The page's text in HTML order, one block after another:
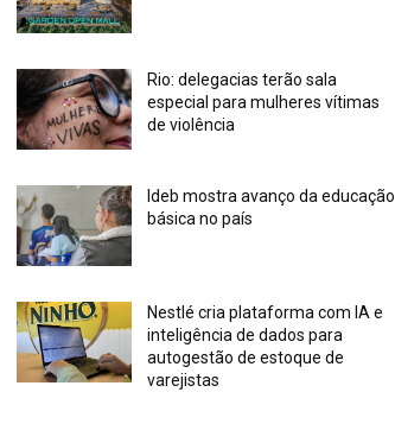
Rio: delegacias terão sala
especial para mulheres vítimas
de violência
Ideb mostra avanço da educação
básica no país
Nestlé cria plataforma com IA e
inteligência de dados para
autogestão de estoque de
varejistas